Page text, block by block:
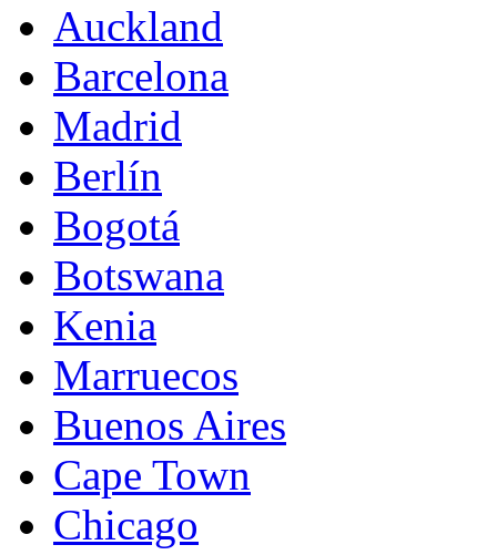
Auckland
Barcelona
Madrid
Berlín
Bogotá
Botswana
Kenia
Marruecos
Buenos Aires
Cape Town
Chicago